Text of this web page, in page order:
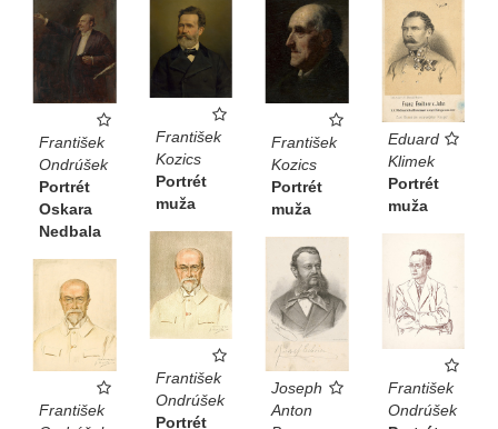
František
Ondrúšek
Portrét
Oskara
Nedbala
František
Kozics
Portrét
muža
František
Kozics
Portrét
muža
Eduard
Klimek
Portrét
muža
František
Ondrúšek
Portrét
František
Ondrúšek
Joseph
Anton
František